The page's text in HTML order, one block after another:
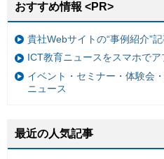
おすすめ情報 <PR>
貴社Webサイトの“事例紹介”
ICT教育ニュースをスマホで
イベント・セミナー・体験会
ニュース
最近の人気記事